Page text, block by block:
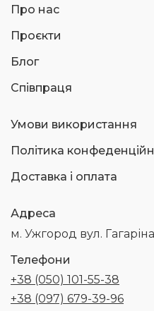
Про нас
Проєкти
Блог
Співпраця
Умови використання
Політика
Доставка і оплата
Адреса
м. Ужгород вул.
Телефони
+38 (050) 101-55-38
+38 (097) 679-39-96